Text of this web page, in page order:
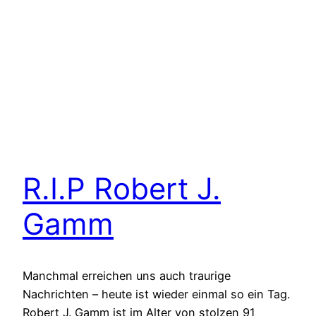
R.I.P Robert J.
Gamm
Manchmal erreichen uns auch traurige
Nachrichten – heute ist wieder einmal so ein Tag.
Robert J. Gamm ist im Alter von stolzen 91